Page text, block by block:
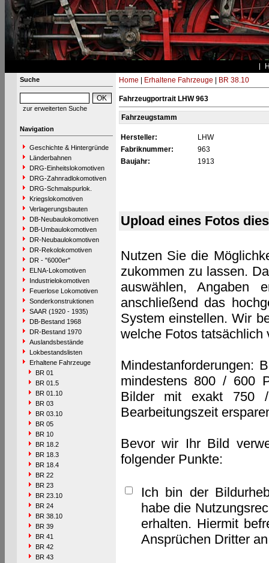
Suche
zur erweiterten Suche
Navigation
Geschichte & Hintergründe
Länderbahnen
DRG-Einheitslokomotiven
DRG-Zahnradlokomotiven
DRG-Schmalspurlok.
Kriegslokomotiven
Verlagerungsbauten
DB-Neubaulokomotiven
DB-Umbaulokomotiven
DR-Neubaulokomotiven
DR-Rekolokomotiven
DR - "6000er"
ELNA-Lokomotiven
Industrielokomotiven
Feuerlose Lokomotiven
Sonderkonstruktionen
SAAR (1920 - 1935)
DB-Bestand 1968
DR-Bestand 1970
Auslandsbestände
Lokbestandslisten
Erhaltene Fahrzeuge
BR 01
BR 01.5
BR 01.10
BR 03
BR 03.10
BR 05
BR 10
BR 18.2
BR 18.3
BR 18.4
BR 22
BR 23
BR 23.10
BR 24
BR 38.10
BR 39
BR 41
BR 42
BR 43
Home Erhaltene Fahrzeuge BR 38.10
Fahrzeugportrait LHW 963
Fahrzeugstamm
Hersteller:
LHW
Fabriknummer:
963
Baujahr:
1913
Upload eines Fotos
Nutzen Sie die
zukommen zu lassen.
auswählen, Angaben
anschließend das
System einstellen. Wir
welche Fotos tatsächlich
Mindestanforderungen:
mindestens 800 / 600
Bilder mit exakt 750
Bearbeitungszeit
Bevor wir Ihr Bild
folgender Punkte:
Ich bin der
habe die
erhalten. Hiermit
Ansprüchen Dritter